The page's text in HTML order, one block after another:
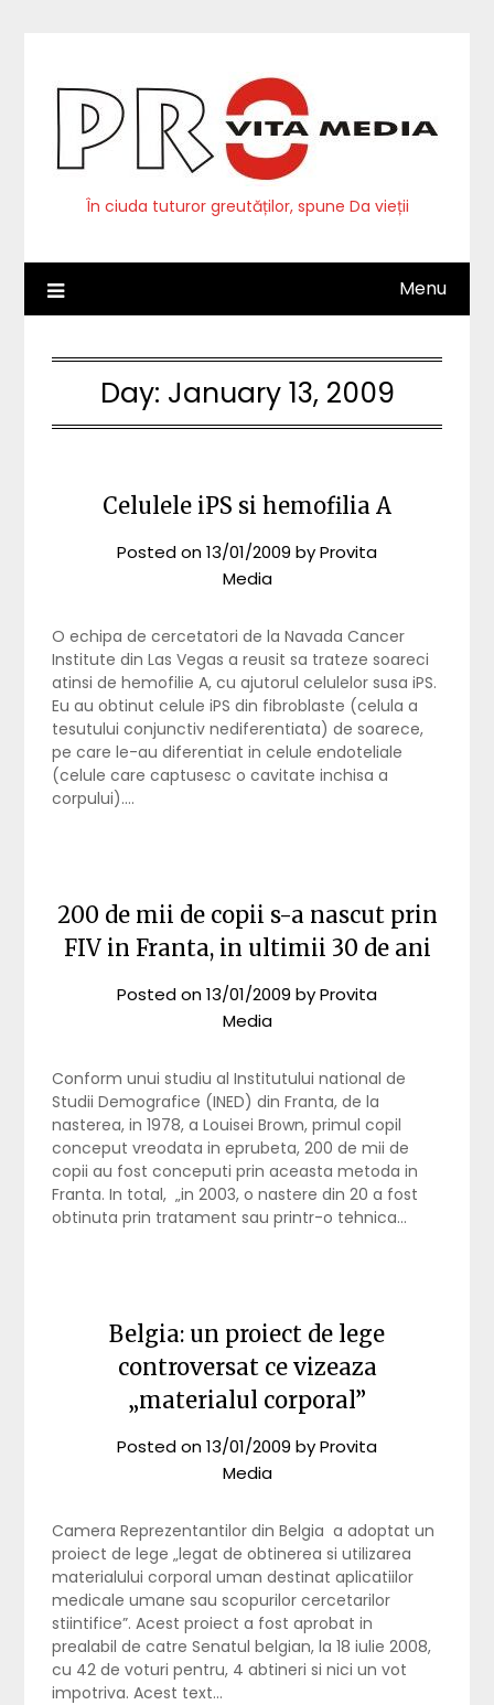
În ciuda tuturor greutăților, spune Da vieții
Menu
Day: January 13, 2009
Celulele iPS si hemofilia A
Posted on13/01/2009 byProvita
Media
O echipa de cercetatori de la Navada Cancer
Institute din Las Vegas a reusit sa trateze soareci
atinsi de hemofilie A, cu ajutorul celulelor susa iPS.
Eu au obtinut celule iPS din fibroblaste (celula a
tesutului conjunctiv nediferentiata) de soarece,
pe care le-au diferentiat in celule endoteliale
(celule care captusesc o cavitate inchisa a
corpului)….
200 de mii de copii s-a nascut prin
FIV in Franta, in ultimii 30 de ani
Posted on13/01/2009 byProvita
Media
Conform unui studiu al Institutului national de
Studii Demografice (INED) din Franta, de la
nasterea, in 1978, a Louisei Brown, primul copil
conceput vreodata in eprubeta, 200 de mii de
copii au fost conceputi prin aceasta metoda in
Franta. In total, „in 2003, o nastere din 20 a fost
obtinuta prin tratament sau printr-o tehnica…
Belgia: un proiect de lege
controversat ce vizeaza
„materialul corporal”
Posted on13/01/2009 byProvita
Media
Camera Reprezentantilor din Belgia a adoptat un
proiect de lege „legat de obtinerea si utilizarea
materialului corporal uman destinat aplicatiilor
medicale umane sau scopurilor cercetarilor
stiintifice”. Acest proiect a fost aprobat in
prealabil de catre Senatul belgian, la 18 iulie 2008,
cu 42 de voturi pentru, 4 abtineri si nici un vot
impotriva. Acest text…